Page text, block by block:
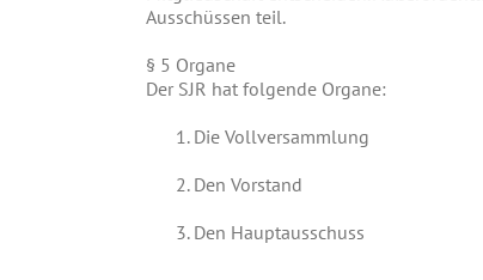
Ausschüssen teil.
§ 5 Organe
Der SJR hat folgende Organe:
Die Vollversammlung
Den Vorstand
Den Hauptausschuss